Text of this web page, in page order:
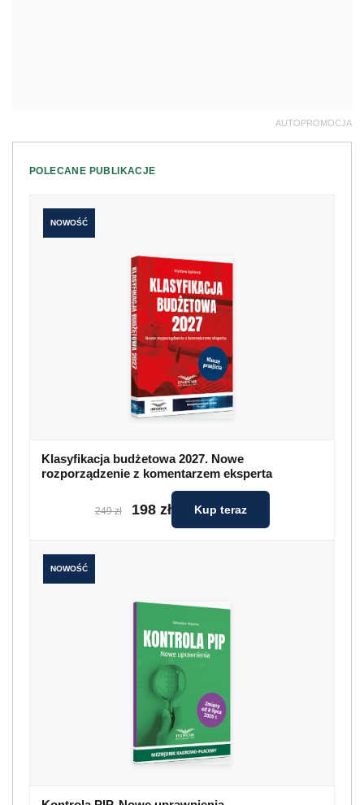
AUTOPROMOCJA
POLECANE PUBLIKACJE
NOWOŚĆ
Klasyfikacja budżetowa 2027. Nowe
rozporządzenie z komentarzem eksperta
249 zł 198 zł Kup teraz
NOWOŚĆ